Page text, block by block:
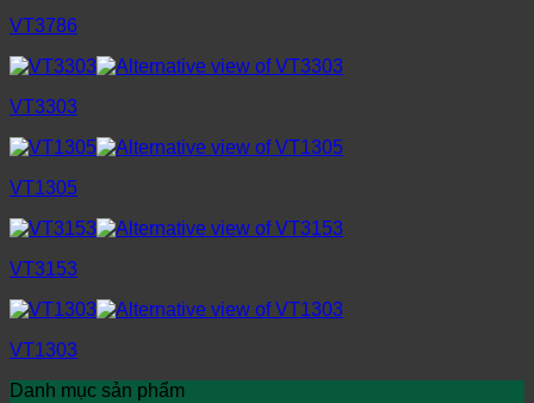
VT3786
VT3303
VT1305
VT3153
VT1303
Danh mục sản phẩm